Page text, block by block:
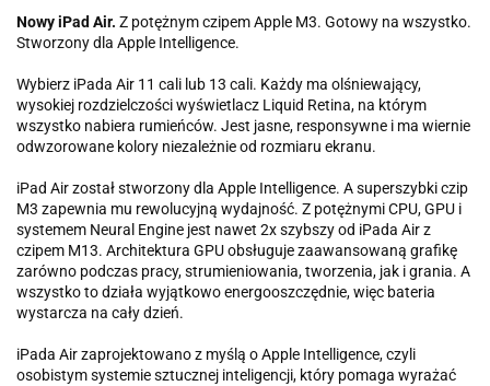
Nowy iPad Air. Z potężnym czipem Apple M3. Gotowy na wszystko.
Stworzony dla Apple Intelligence.
Wybierz iPada Air 11 cali lub 13 cali. Każdy ma olśniewający,
wysokiej rozdzielczości wyświetlacz Liquid Retina, na którym
wszystko nabiera rumieńców. Jest jasne, responsywne i ma wiernie
odwzorowane kolory niezależnie od rozmiaru ekranu.
iPad Air został stworzony dla Apple Intelligence. A superszybki czip
M3 zapewnia mu rewolucyjną wydajność. Z potężnymi CPU, GPU i
systemem Neural Engine jest nawet 2x szybszy od iPada Air z
czipem M13. Architektura GPU obsługuje zaawansowaną grafikę
zarówno podczas pracy, strumieniowania, tworzenia, jak i grania. A
wszystko to działa wyjątkowo energooszczędnie, więc bateria
wystarcza na cały dzień.
iPada Air zaprojektowano z myślą o Apple Intelligence, czyli
osobistym systemie sztucznej inteligencji, który pomaga wyrażać